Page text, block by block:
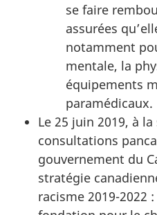
se faire
assurées
notamment
mentale, la
équipements
paramédicaux.
Le 25 juin 2019, à
consultations
gouvernement du
stratégie
racisme 2019-2022